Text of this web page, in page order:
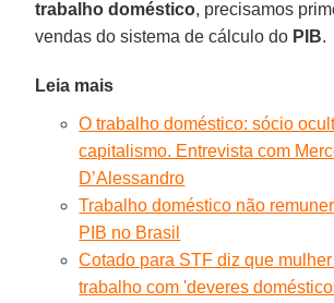
trabalho doméstico, precisamos
vendas do sistema de cálculo do PIB.
Leia mais
O trabalho doméstico: sócio
capitalismo. Entrevista com
D’Alessandro
Trabalho doméstico não
PIB no Brasil
Cotado para STF diz que
trabalho com 'deveres